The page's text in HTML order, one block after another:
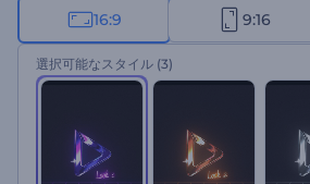
が表示されます。ブランドプレゼンテーション、
ョン、テレビCM動画、YouTubeチャンネルのオ
様々な用途でご利用いただけます。今すぐお試し
16:9 9:16
選択可能なスタイル (3)